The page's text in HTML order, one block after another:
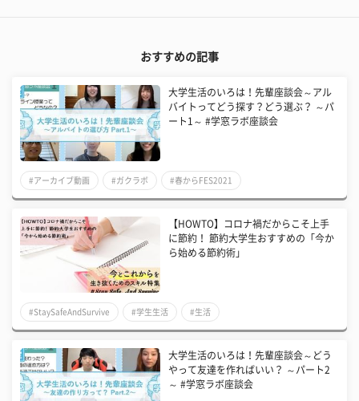
おすすめの記事
大学生活のいろは！先輩座談会～アル
バイトってどう探す？どう選ぶ？ ～パ
ート1～​​ #学窓ラボ座談会
#アーカイブ動画 #ガクラボ #春からFES2021
【HOWTO】コロナ禍だからこそ上手
に節約！ 節約大学生おすすめの「今か
ら始める節約術」
#StaySafeAndSurvive #学生生活 #生活
大学生活のいろは！先輩座談会～どう
やって友達を作ればいい？ ～パート2
～​​ #学窓ラボ座談会